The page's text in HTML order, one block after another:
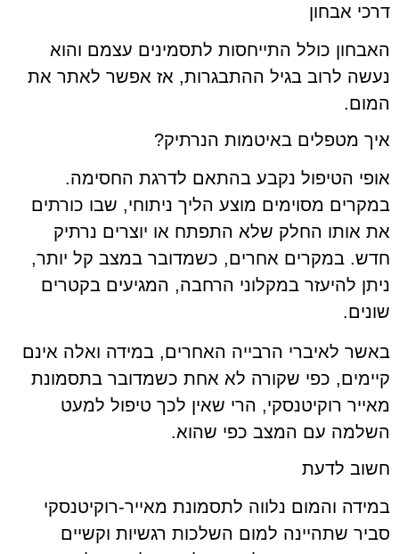
דרכי אבחון
האבחון כולל התייחסות לתסמינים עצמם והוא
נעשה לרוב בגיל ההתבגרות, אז אפשר לאתר את
המום.
איך מטפלים באיטמות הנרתיק?
אופי הטיפול נקבע בהתאם לדרגת החסימה.
במקרים מסוימים מוצע הליך ניתוחי, שבו כורתים
את אותו החלק שלא התפתח או יוצרים נרתיק
חדש. במקרים אחרים, כשמדובר במצב קל יותר,
ניתן להיעזר במקלוני הרחבה, המגיעים בקטרים
שונים.
באשר לאיברי הרבייה האחרים, במידה ואלה אינם
קיימים, כפי שקורה לא אחת כשמדובר בתסמונת
מאייר רוקיטנסקי, הרי שאין לכך טיפול למעט
השלמה עם המצב כפי שהוא.
חשוב לדעת
במידה והמום נלווה לתסמונת מאייר-רוקיטנסקי
סביר שתהיינה למום השלכות רגשיות וקשיים